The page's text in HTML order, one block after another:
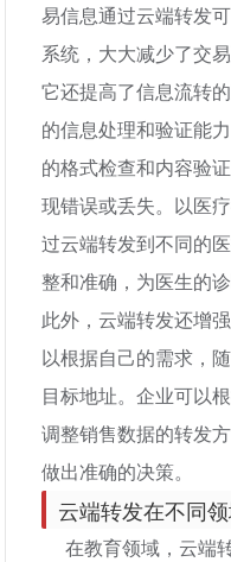
易信息通过云端转发
系统，大大减少了交
它还提高了信息流转
的信息处理和验证能
的格式检查和内容验
现错误或丢失。以医
过云端转发到不同的
整和准确，为医生的
此外，云端转发还增
以根据自己的需求，
目标地址。企业可以
调整销售数据的转发
做出准确的决策。
云端转发在不同
在教育领域，云端